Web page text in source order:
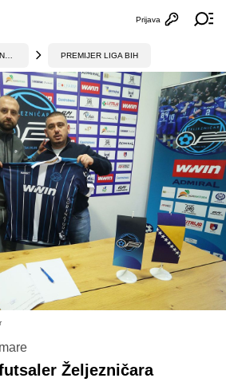
Otvori
Prijava
PREMIJER LIGA BIH
Željezničara